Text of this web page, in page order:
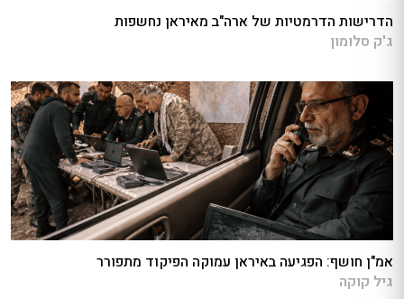
הדרישות הדרמטיות של ארה"ב מאיראן נחשפות
ג'ק סלומון
אמ"ן חושף: הפגיעה באיראן עמוקה הפיקוד מתפורר
גיל קוקה